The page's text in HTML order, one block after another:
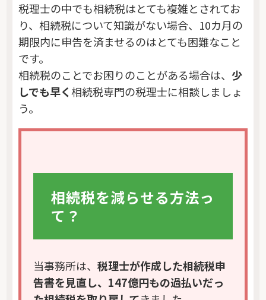
税理士の中でも相続税はとても複雑とされてお
り、相続税について知識がない場合、10カ月の
期限内に申告を済ませるのはとても困難なこと
です。
相続税のことでお困りのことがある場合は、少
しでも早く相続税専門の税理士に相談しましょ
う。
相続税を減らせる方法っ
て？
当事務所は、税理士が作成した相続税申
告書を見直し、147億円もの過払いだっ